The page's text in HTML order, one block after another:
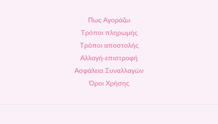
Πως Αγοράζω
Τρόποι πληρωμής
Τρόποι αποστολής
Αλλαγή-επιστροφή
Ασφάλεια Συναλλαγών
Όροι Χρήσης